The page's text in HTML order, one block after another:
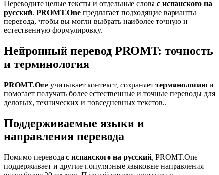
Переводите целые тексты и отдельные слова с испанского на
русский. PROMT.One предлагает подходящие варианты
перевода, чтобы вы могли выбрать наиболее точную и
естественную формулировку.
Нейронный перевод PROMT: точность
и терминология
PROMT.One учитывает контекст, сохраняет терминологию и
помогает получать более естественные и точные переводы для
деловых, технических и повседневных текстов..
Поддерживаемые языки и
направления перевода
Помимо перевода с испанского на русский, PROMT.One
поддерживает и другие популярные языковые направления —